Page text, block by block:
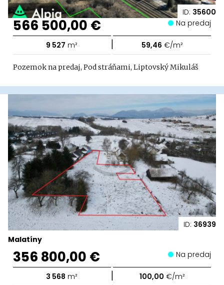
ID: 35600
566 500,00 € Na predaj
9 527 m² | 59,46 €/m²
Pozemok na predaj, Pod stráňami, Liptovský Mikuláš
ID: 36939
Malatíny
356 800,00 € Na predaj
3 568 m² | 100,00 €/m²